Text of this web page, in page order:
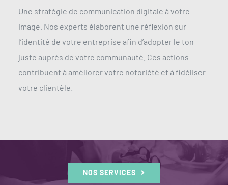
Une stratégie de communication digitale à votre
image. Nos experts élaborent une réflexion sur
l’identité de votre entreprise afin d’adopter le ton
juste auprès de votre communauté. Ces actions
contribuent à améliorer votre notoriété et à fidéliser
votre clientèle.
NOS SERVICES